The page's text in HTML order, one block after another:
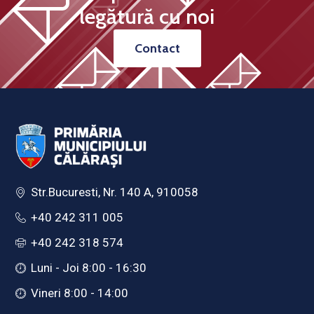
legătură cu noi
Contact
Str.Bucuresti, Nr. 140 A, 910058
+40 242 311 005
+40 242 318 574
Luni - Joi 8:00 - 16:30
Vineri 8:00 - 14:00